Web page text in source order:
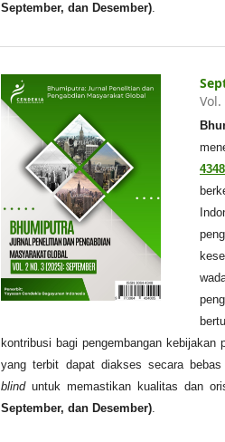
September, dan Desember).
Vol.
4348
kontribusi bagi pengembangan kebijakan
yang terbit dapat diakses secara
blinduntuk memastikan kualitas dan
September, dan Desember).